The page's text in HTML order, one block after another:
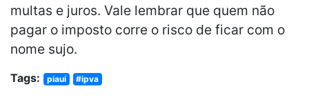
multas e juros. Vale lembrar que quem não
pagar o imposto corre o risco de ficar com o
nome sujo.
Tags: piauí #ipva